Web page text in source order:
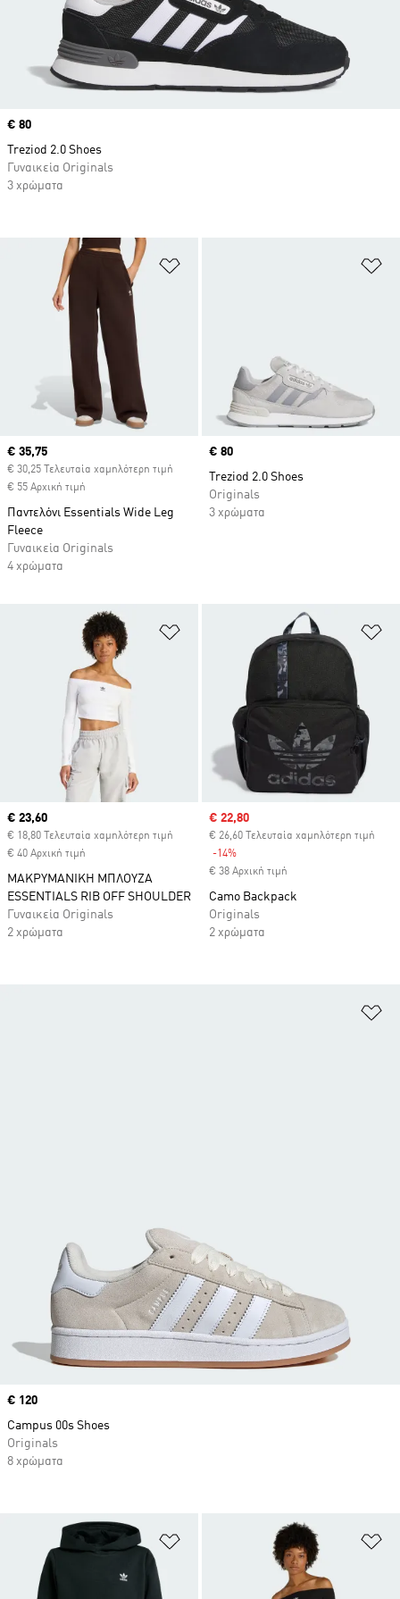
Προσθήκη στη Λίστα Επιθυμιών
Current price
€ 35,75
€ 30,25 Τελευταία χαμηλότερη τιμή
€ 55 Αρχική τιμή
Παντελόνι Essentials Wide Leg
Fleece
Γυναικεία Originals
4 χρώματα
Price
€ 80
Treziod 2.0 Shoes
Originals
3 χρώματα
Προσθήκη στη Λίστα Επιθυμιών
Current price
€ 23,60
€ 18,80 Τελευταία χαμηλότερη τιμή
€ 40 Αρχική τιμή
ΜΑΚΡΥΜΑΝΙΚΗ ΜΠΛΟΥΖΑ
ESSENTIALS RIB OFF SHOULDER
Γυναικεία Originals
2 χρώματα
Sale price
€ 22,80
€ 26,60 Τελευταία χαμηλότερη τιμή
-14%
€ 38 Αρχική τιμή
Camo Backpack
Originals
2 χρώματα
Προσθήκη στη Λίστα Επιθυμιών
Price
€ 120
Campus 00s Shoes
Originals
8 χρώματα
Price
€ 80
Treziod 2.0 Shoes
Γυναικεία Originals
3 χρώματα